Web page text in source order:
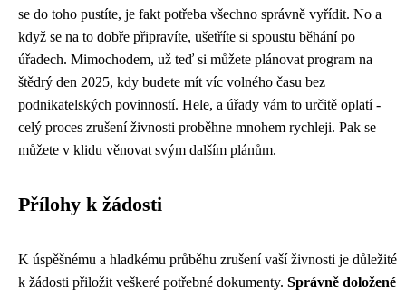
se do toho pustíte, je fakt potřeba všechno správně vyřídit. No a
když se na to dobře připravíte, ušetříte si spoustu běhání po
úřadech. Mimochodem, už teď si můžete plánovat program na
štědrý den 2025, kdy budete mít víc volného času bez
podnikatelských povinností. Hele, a úřady vám to určitě oplatí -
celý proces zrušení živnosti proběhne mnohem rychleji. Pak se
můžete v klidu věnovat svým dalším plánům.
Přílohy k žádosti
K úspěšnému a hladkému průběhu zrušení vaší živnosti je důležité
k žádosti přiložit veškeré potřebné dokumenty. Správně doložené